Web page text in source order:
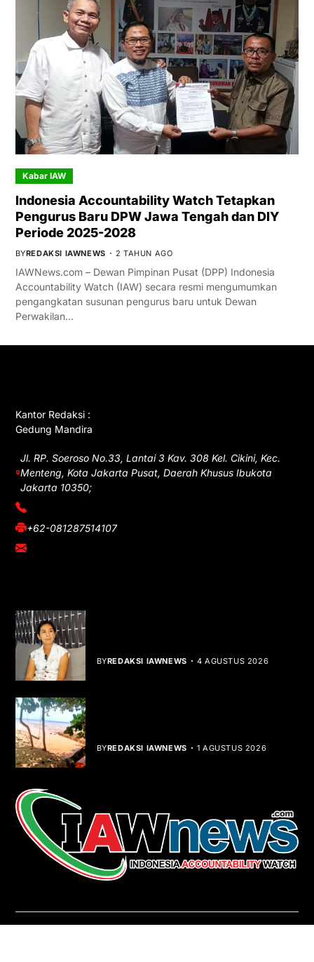
Kabar IAW
Indonesia Accountability Watch Tetapkan
Pengurus Baru DPW Jawa Tengah dan DIY
Periode 2025-2028
BYREDAKSI IAWNEWS 2 TAHUN AGO
IAWNews.com – Dewan Pimpinan Pusat (DPP) Indonesia
Accountability Watch (IAW) secara resmi mengumumkan
pengangkatan susunan pengurus baru untuk Dewan
Perwakilan…
Kantor Redaksi :
Gedung Mandira
Jl. RP. Soeroso No.33, Lantai 3 Kav. 308 Kel. Cikini, Kec.
Menteng, Kota Jakarta Pusat, Daerah Khusus Ibukota
Jakarta 10350;
(021) 3908026
+62-081287514107
adm@iawnews.com
BYREDAKSI IAWNEWS 4 AGUSTUS 2026
BYREDAKSI IAWNEWS 1 AGUSTUS 2026